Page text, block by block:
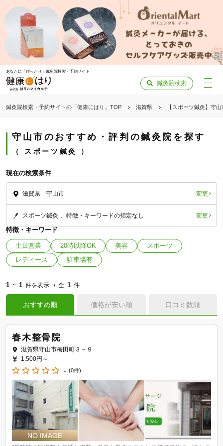
あなたに「ぴったり」鍼灸院検索・予約サイト
鍼灸院検索
鍼灸院検索・予約サイトの「健康にはり」TOP 滋賀県 【スポーツ鍼灸】守
守山市のおすすめ・評判の鍼灸院を探す
スポーツ鍼灸
現在の検索条件
滋賀県 守山市 変更
スポーツ鍼灸 特徴・キーワードの指定なし 変更
特徴・キーワード
土日営業 20時以降OK 美容
スポーツ
レディース
駐車場有
1 ~ 1 件を表示 全 1 件
おすすめ順 価格が安い順 口コミ数順
春木整骨院
滋賀県守山市梅田町３－９
1,500円～
- (0件)
「健康にはりを見た」